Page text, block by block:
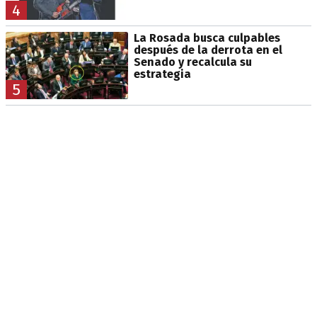
4
5
La Rosada busca culpables
después de la derrota en el
Senado y recalcula su
estrategia